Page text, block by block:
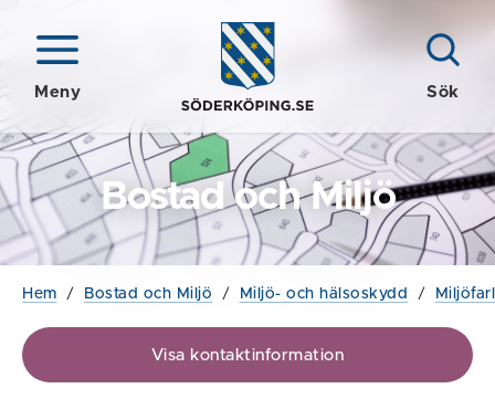
Meny Sök
Bostad och Miljö
Hem / Bostad och Miljö / Miljö- och hälsoskydd /
Visa kontaktinformation